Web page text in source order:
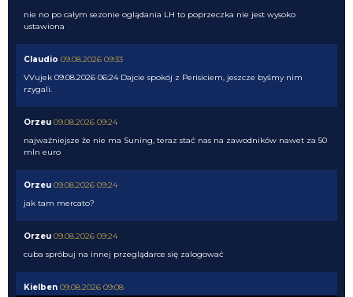
nie no po całym sezonie oglądania LH to poprzeczka nie jest wysoko
ustawiona
Claudio 09.08.2026 09:33
VVujek 09.08.2026 06:24 Dajcie spokój z Perisiciem, jeszcze byśmy nim
rzygali.
Orzeu 09.08.2026 09:24
najważniejsze że nie ma Suning, teraz stać nas na zawodników nawet za 50
mln euro
Orzeu 09.08.2026 09:24
jak tam mercato?
Orzeu 09.08.2026 09:24
cuba spróbuj na innej przeglądarce się zalogować
Kielben 09.08.2026 09:08